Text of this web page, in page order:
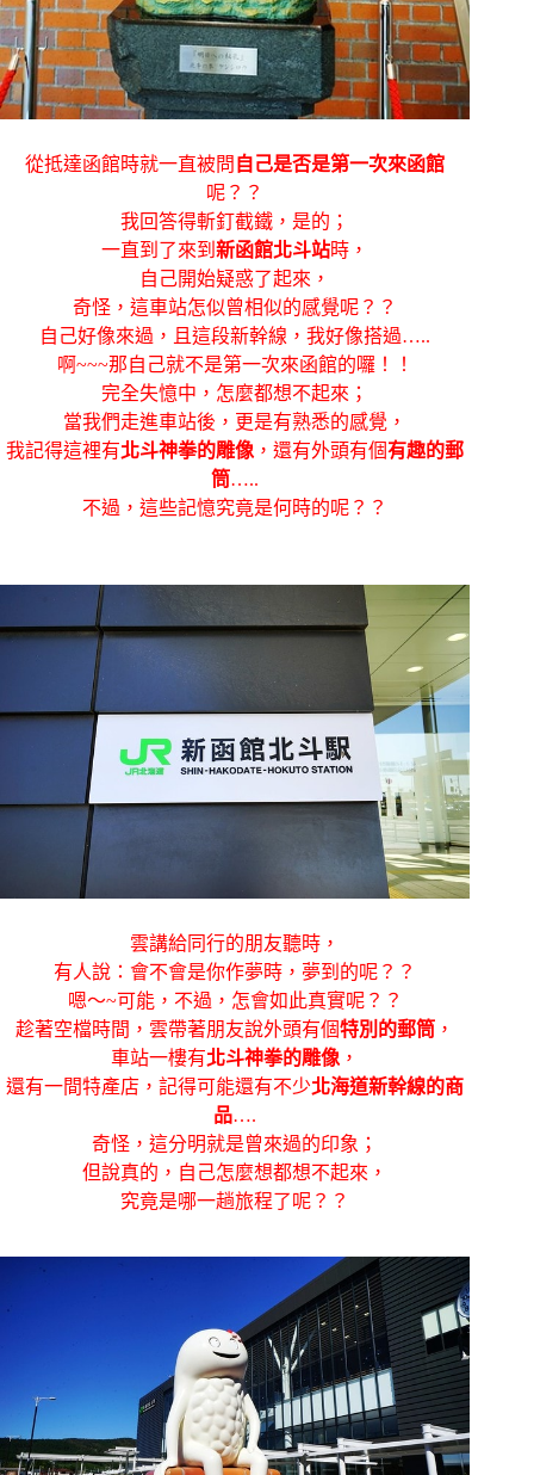
從抵達函館時就一直被問 自己是否是第一次來函館
呢？？
我回答得斬釘截鐵，是的；
一直到了來到新函館北斗站時，
自己開始疑惑了起來，
奇怪，這車站怎似曾相似的感覺呢？？
自己好像來過，且這段新幹線，我好像搭過…..
啊~~~那自己就不是第一次來函館的囉！！
完全失憶中，怎麼都想不起來；
當我們走進車站後，更是有熟悉的感覺，
我記得這裡有北斗神拳的雕像 ，還有外頭有個有趣的郵
筒…..
不過，這些記憶究竟是何時的呢？？
雲講給同行的朋友聽時，
有人說：會不會是你作夢時，夢到的呢？？
嗯～~可能，不過，怎會如此真實呢？？
趁著空檔時間，雲帶著朋友說外頭有個特別的郵筒 ，
車站一樓有北斗神拳的雕像 ，
還有一間特產店，記得可能還有不少北海道新幹線的商
品….
奇怪，這分明就是曾來過的印象；
但說真的，自己怎麼想都想不起來，
究竟是哪一趟旅程了呢？？